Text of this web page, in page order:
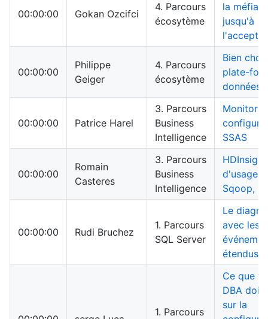
00:00:00 Gokan Ozcifci
4. Parcours
écosytème
la
jusqu'à
00:00:00
Philippe
Geiger
4. Parcours
écosytème
Bien
plate-
données
00:00:00 Patrice Harel
3. Parcours
Business
Intelligence
SSAS
00:00:00
Romain
Casteres
3. Parcours
Business
Intelligence
d'usages,
Sqoop,
00:00:00 Rudi Bruchez
1. Parcours
SQL Server
Le
avec les
étendus
1. Parcours
Ce que
DBA doit
sur la